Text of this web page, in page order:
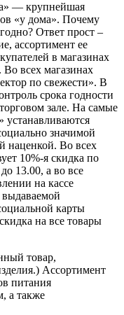
— крупнейшая
«у дома». Почему
Ответ прост –
ассортимент ее
в магазинах
всех магазинах
по свежести». В
срока годности
зале. На самые
устанавливаются
значимой
наценкой. Во всех
10%-я скидка по
13.00, а во все
на кассе
выдаваемой
карты
на все товары
товар,
Ассортимент
питания
а также